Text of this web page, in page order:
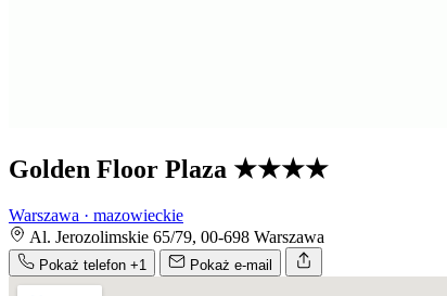
Golden Floor Plaza ★★★★
Warszawa · mazowieckie
Al. Jerozolimskie 65/79, 00-698 Warszawa
Pokaż telefon +1 Pokaż e-mail